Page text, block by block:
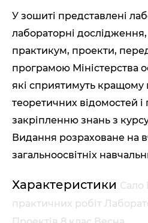
У зошиті представлені
лабораторні
практикум, проекти,
програмою Міністерства
які сприятимуть
теоретичних відомостей
закріпленню знань з курсу
Видання розраховане на
загальноосвітніх
Характеристики Сало
практичних робіт